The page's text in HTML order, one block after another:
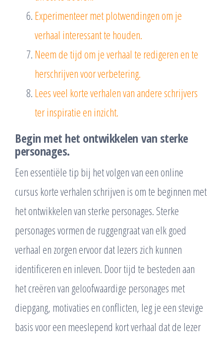
Experimenteer met plotwendingen om je
verhaal interessant te houden.
Neem de tijd om je verhaal te redigeren en te
herschrijven voor verbetering.
Lees veel korte verhalen van andere schrijvers
ter inspiratie en inzicht.
Begin met het ontwikkelen van sterke
personages.
Een essentiële tip bij het volgen van een online
cursus korte verhalen schrijven is om te beginnen met
het ontwikkelen van sterke personages. Sterke
personages vormen de ruggengraat van elk goed
verhaal en zorgen ervoor dat lezers zich kunnen
identificeren en inleven. Door tijd te besteden aan
het creëren van geloofwaardige personages met
diepgang, motivaties en conflicten, leg je een stevige
basis voor een meeslepend kort verhaal dat de lezer